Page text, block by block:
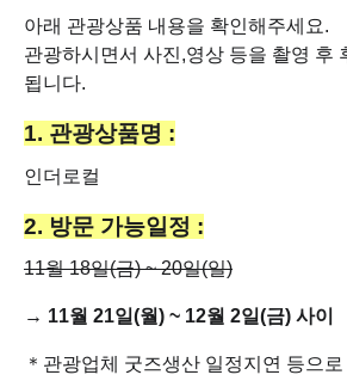
아래 관광상품 내용을 확인해주세요.
관광하시면서 사진,영상 등을 촬영 후
됩니다.
1. 관광상품명 :
인더로컬
2. 방문 가능일정 :
11월 18일(금) ~ 20일(일)
→ 11월 21일(월) ~ 12월 2일(금) 사이
＊관광업체 굿즈생산 일정지연 등으